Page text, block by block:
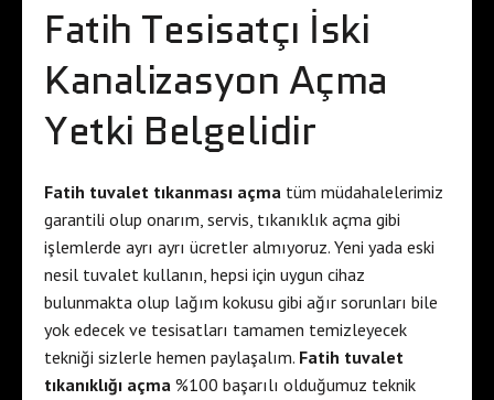
Fatih Tesisatçı İski
Kanalizasyon Açma
Yetki Belgelidir
Fatih tuvalet tıkanması açma tüm müdahalelerimiz
garantili olup onarım, servis, tıkanıklık açma gibi
işlemlerde ayrı ayrı ücretler almıyoruz. Yeni yada eski
nesil tuvalet kullanın, hepsi için uygun cihaz
bulunmakta olup lağım kokusu gibi ağır sorunları bile
yok edecek ve tesisatları tamamen temizleyecek
tekniği sizlerle hemen paylaşalım. Fatih tuvalet
tıkanıklığı açma %100 başarılı olduğumuz teknik